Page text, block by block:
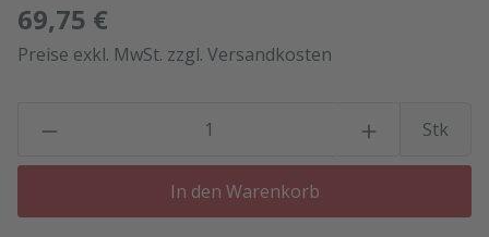
69,75 €
Preise exkl. MwSt. zzgl. Versandkosten
Stk
In den Warenkorb